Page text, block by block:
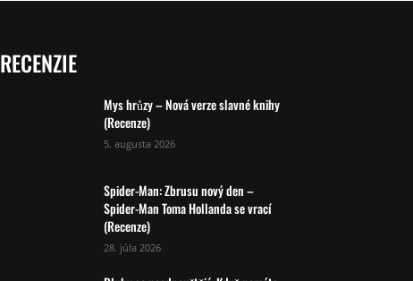
RECENZIE
Mys hrůzy – Nová verze slavné knihy
(Recenze)
5. augusta 2026
Spider-Man: Zbrusu nový den –
Spider-Man Toma Hollanda se vrací
(Recenze)
28. júla 2026